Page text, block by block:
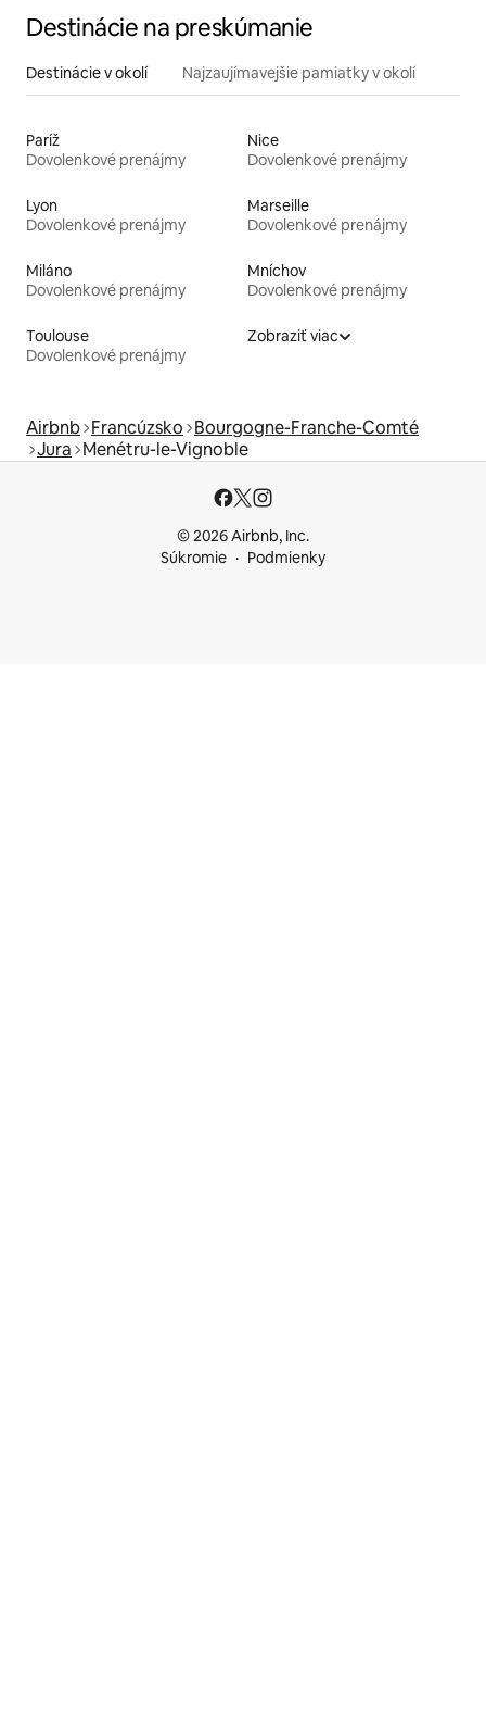
Destinácie na preskúmanie
Destinácie v okolí Najzaujímavejšie pamiatky v okolí
Paríž
Dovolenkové prenájmy
Nice
Dovolenkové prenájmy
Lyon
Dovolenkové prenájmy
Marseille
Dovolenkové prenájmy
Miláno
Dovolenkové prenájmy
Mníchov
Dovolenkové prenájmy
Toulouse
Dovolenkové prenájmy
Zobraziť viac
Airbnb Francúzsko Bourgogne-Franche-Comté
Jura Menétru-le-Vignoble
© 2026 Airbnb, Inc.
Súkromie
Podmienky